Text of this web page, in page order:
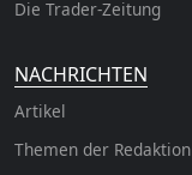
Die Trader-Zeitung
NACHRICHTEN
Artikel
Themen der Redaktion